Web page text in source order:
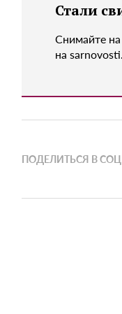
Стали
Снимайте
на
ПОДЕЛИТЬСЯ В